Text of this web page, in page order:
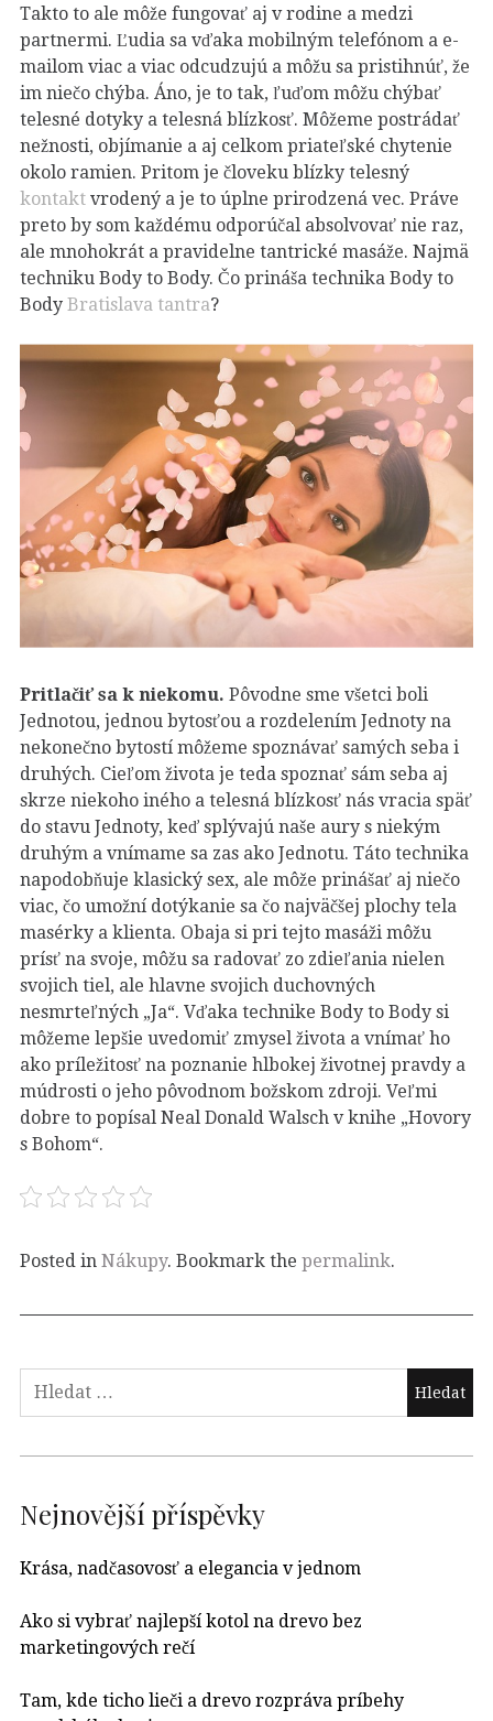
Takto to ale môže fungovať aj v rodine a medzi
partnermi. Ľudia sa vďaka mobilným telefónom a e-
mailom viac a viac odcudzujú a môžu sa pristihnúť, že
im niečo chýba. Áno, je to tak, ľuďom môžu chýbať
telesné dotyky a telesná blízkosť. Môžeme postrádať
nežnosti, objímanie a aj celkom priateľské chytenie
okolo ramien. Pritom je človeku blízky telesný
kontakt vrodený a je to úplne prirodzená vec. Práve
preto by som každému odporúčal absolvovať nie raz,
ale mnohokrát a pravidelne tantrické masáže. Najmä
techniku ​​Body to Body. Čo prináša technika Body to
Body Bratislava tantra?
Pritlačiť sa k niekomu. Pôvodne sme všetci boli
Jednotou, jednou bytosťou a rozdelením Jednoty na
nekonečno bytostí môžeme spoznávať samých seba i
druhých. Cieľom života je teda spoznať sám seba aj
skrze niekoho iného a telesná blízkosť nás vracia späť
do stavu Jednoty, keď splývajú naše aury s niekým
druhým a vnímame sa zas ako Jednotu. Táto technika
napodobňuje klasický sex, ale môže prinášať aj niečo
viac, čo umožní dotýkanie sa čo najväčšej plochy tela
masérky a klienta. Obaja si pri tejto masáži môžu
prísť na svoje, môžu sa radovať zo zdieľania nielen
svojich tiel, ale hlavne svojich duchovných
nesmrteľných „Ja“. Vďaka technike Body to Body si
môžeme lepšie uvedomiť zmysel života a vnímať ho
ako príležitosť na poznanie hlbokej životnej pravdy a
múdrosti o jeho pôvodnom božskom zdroji. Veľmi
dobre to popísal Neal Donald Walsch v knihe „Hovory
s Bohom“.
Posted in Nákupy. Bookmark the permalink.
Nejnovější příspěvky
Krása, nadčasovosť a elegancia v jednom
Ako si vybrať najlepší kotol na drevo bez
marketingových rečí
Tam, kde ticho lieči a drevo rozpráva príbehy